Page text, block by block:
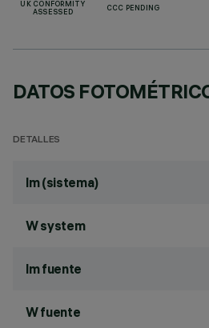
UK CONFORMITY
ASSESSED
CCC PENDING
DATOS
DETALLES
lm (sistema)
W system
lm fuente
W fuente